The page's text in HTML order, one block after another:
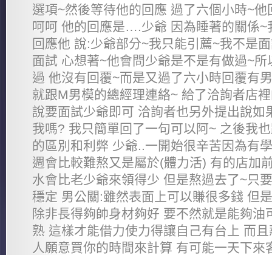
選項~然後等待他的回應 過了六個小時~
呵呵 他的回應是….少爺 因為睡著的關係~
回應他 說:少爺部分~我只能引薦~我不是
面試 心想著~他會問少爺是不是有做過~
過 他沒有回覆~而是又過了六小時回覆有
就跟M男模的總經理連絡~ 給了洽詢者店
說要面試少爺即可 洽詢者也另外提出說如
我嗎? 我只簡單回了一句可以阿~ 之後我
的區別和利弊 少爺..一開始很辛苦因為有
週會比較難熬又是屬於(體力活) 有的店加
水會比老少爺來領得少 但是熬過去了~只
穩定 男公關:雖然表面上可以賺很多錢 但
除非長得夠帥身材夠好 要不然就是能夠油
熟 這樣才能借力使力得讓自己有台上 而
人願意買你的時間來計算 有可能一天下來